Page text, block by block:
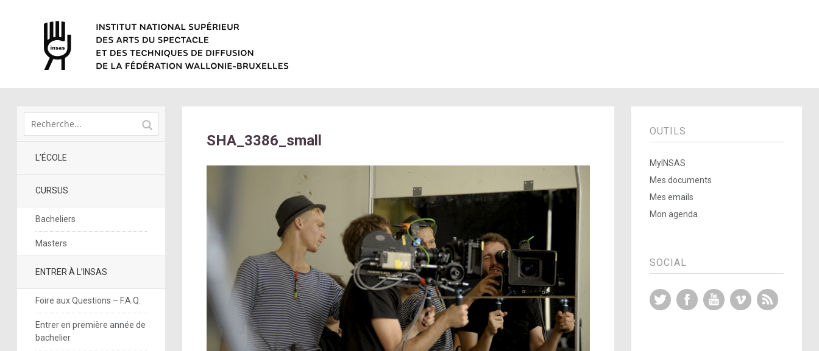
L’ÉCOLE
CURSUS
Bacheliers
Masters
ENTRER À L’INSAS
Foire aux Questions – F.A.Q.
Entrer en première année de
bachelier
SHA_3386_small
OUTILS
MyINSAS
Mes documents
Mes emails
Mon agenda
SOCIAL
Twitter FacebookYouTubeVimeo